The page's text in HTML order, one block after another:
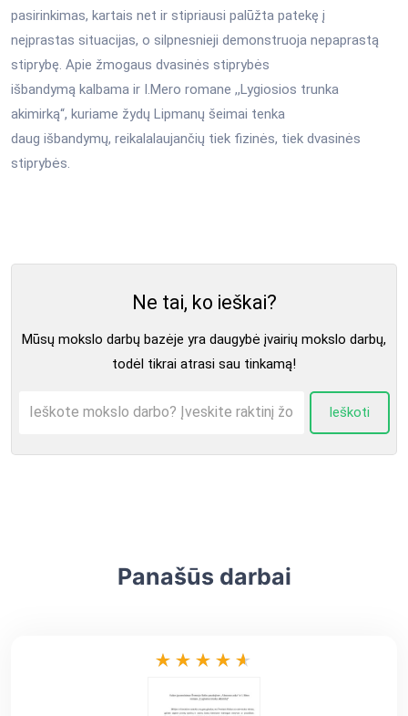
pasirinkimas, kartais net ir stipriausi palūžta patekę į
neįprastas situacijas, o silpnesnieji demonstruoja nepaprastą
stiprybę. Apie žmogaus dvasinės stiprybės
išbandymą kalbama ir I.Mero romane ,,Lygiosios trunka
akimirką“, kuriame žydų Lipmanų šeimai tenka
daug išbandymų, reikalalaujančių tiek fizinės, tiek dvasinės
stiprybės.
Ne tai, ko ieškai?
Mūsų mokslo darbų bazėje yra daugybė įvairių mokslo darbų,
todėl tikrai atrasi sau tinkamą!
Ieškoti
Panašūs darbai